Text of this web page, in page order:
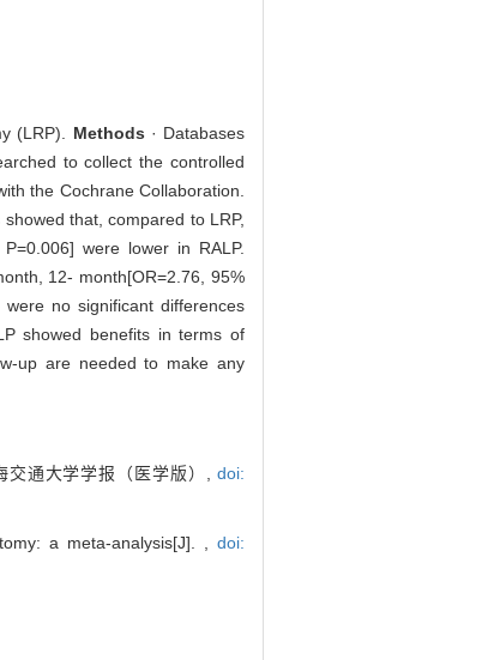
(LRP). Methods · Databases
to collect the controlled
the Cochrane Collaboration.
that, compared to LRP,
were lower in RALP.
12- month[OR=2.76, 95%
no significant differences
showed benefits in terms of
up are needed to make any
交通大学学报（医学版）, doi:
a meta-analysis[J]. , doi: